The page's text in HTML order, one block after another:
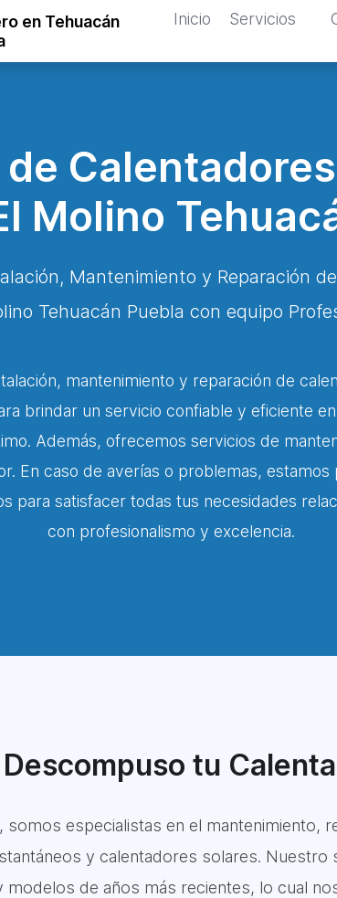
en Tehuacán
Inicio Servicios
Molino
Mantenimiento y Reparación
Tehuacán Puebla con equipo
mantenimiento y reparación de
brindar un servicio confiable y eficiente
Además, ofrecemos servicios de
En caso de averías o problemas,
para satisfacer todas tus necesidades
con profesionalismo y excelencia.
Descompuso tu
somos especialistas en el mantenimiento,
y calentadores solares. Nuestro
de años más recientes, lo cual